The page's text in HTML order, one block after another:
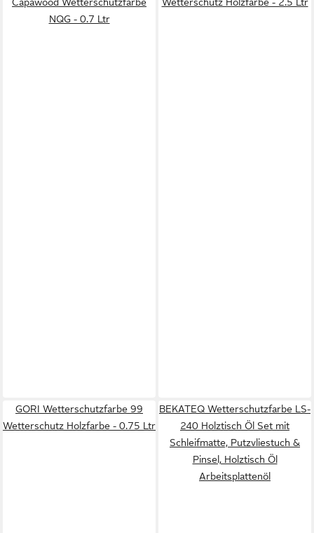
NQG - 0.7 Ltr
GORI Wetterschutzfarbe 99
Wetterschutz Holzfarbe - 0.75 Ltr
BEKATEQ Wetterschutzfarbe LS-
240 Holztisch Öl Set mit
Schleifmatte, Putzvliestuch &
Pinsel, Holztisch Öl
Arbeitsplattenöl